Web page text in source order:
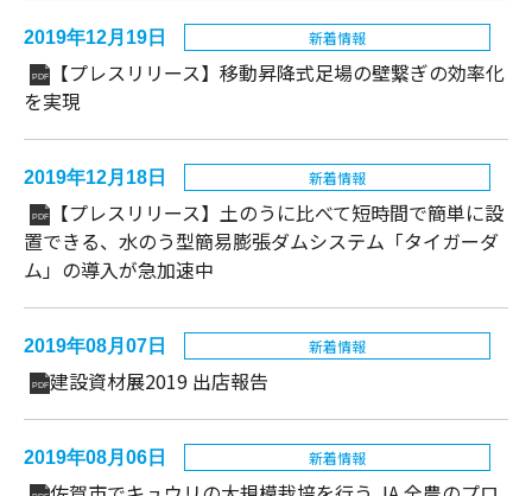
2019年12月19日 新着情報
PDF
【プレスリリース】移動昇降式足場の壁繋ぎの効率化
を実現
2019年12月18日 新着情報
PDF
【プレスリリース】土のうに比べて短時間で簡単に設
置できる、水のう型簡易膨張ダムシステム「タイガーダ
ム」の導入が急加速中
2019年08月07日 新着情報
PDF建設資材展2019 出店報告
2019年08月06日 新着情報